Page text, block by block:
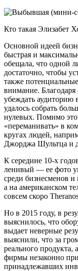
Кто такая Элизабет
Основной идеей
быстрая и
обещала, что одной
достаточно, чтобы
также
внимание.
убеждать аудиторию
удалось собрать
нулевых. Помимо
«переманивать» в
кругах людей,
Джорджа Шультца и
К середине 10-х
ленивый — ее фото
среди бизнесменов и
а на американском
совсем скоро
Но в 2015 году, в
выяснилось, что
выдает неверные
выяснили, что за
реального
фирмы незаконно
принадлежавших